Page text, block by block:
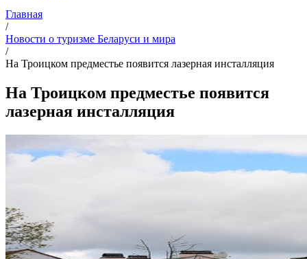
Главная
/
Новости о туризме Беларуси и мира
/
На Троицком предместье появится лазерная инсталляция
На Троицком предместье появится
лазерная инсталляция